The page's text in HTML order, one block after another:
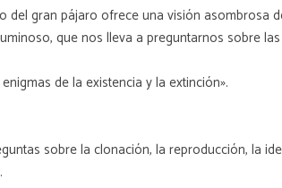
gran pájaro ofrece una visión asombrosa
que nos lleva a preguntarnos sobre
de la existencia y la extinción».
sobre la clonación, la reproducción, la